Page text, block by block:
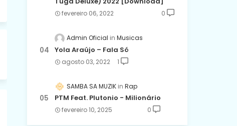
fevereiro 06, 2022 0
Admin Oficial Musicas
Yola Araújo – Fala Só
agosto 03, 2022 1
SAMBA SA MUZIK Rap
PTM Feat. Plutonio - Milionário
fevereiro 10, 2025 0